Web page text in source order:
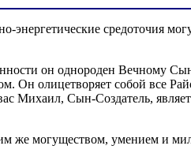
средоточия
он однороден Вечному
Он олицетворяет собой все
Михаил, Сын-Создатель,
же могуществом, умением и